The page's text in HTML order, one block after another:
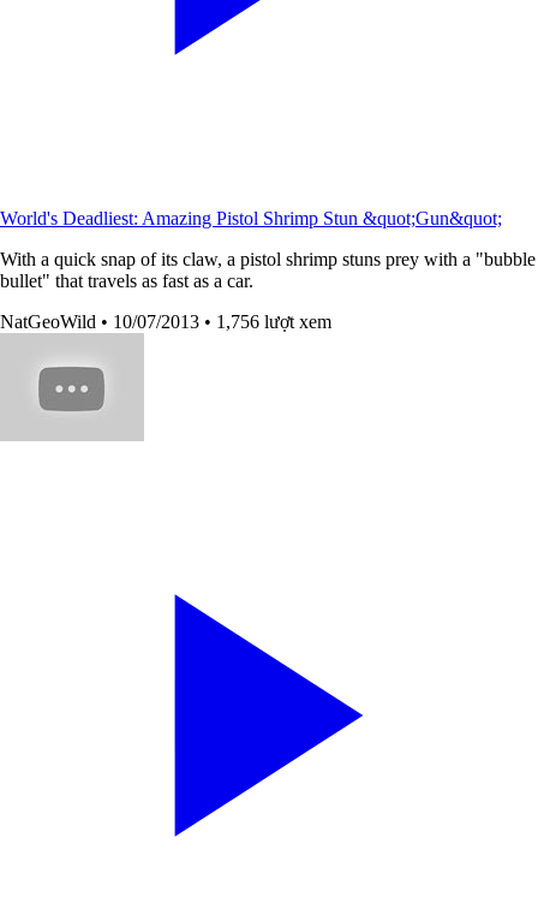
World's Deadliest: Amazing Pistol Shrimp Stun &quot;Gun&quot;
With a quick snap of its claw, a pistol shrimp stuns prey with a "bubble
bullet" that travels as fast as a car.
NatGeoWild • 10/07/2013 • 1,756 lượt xem